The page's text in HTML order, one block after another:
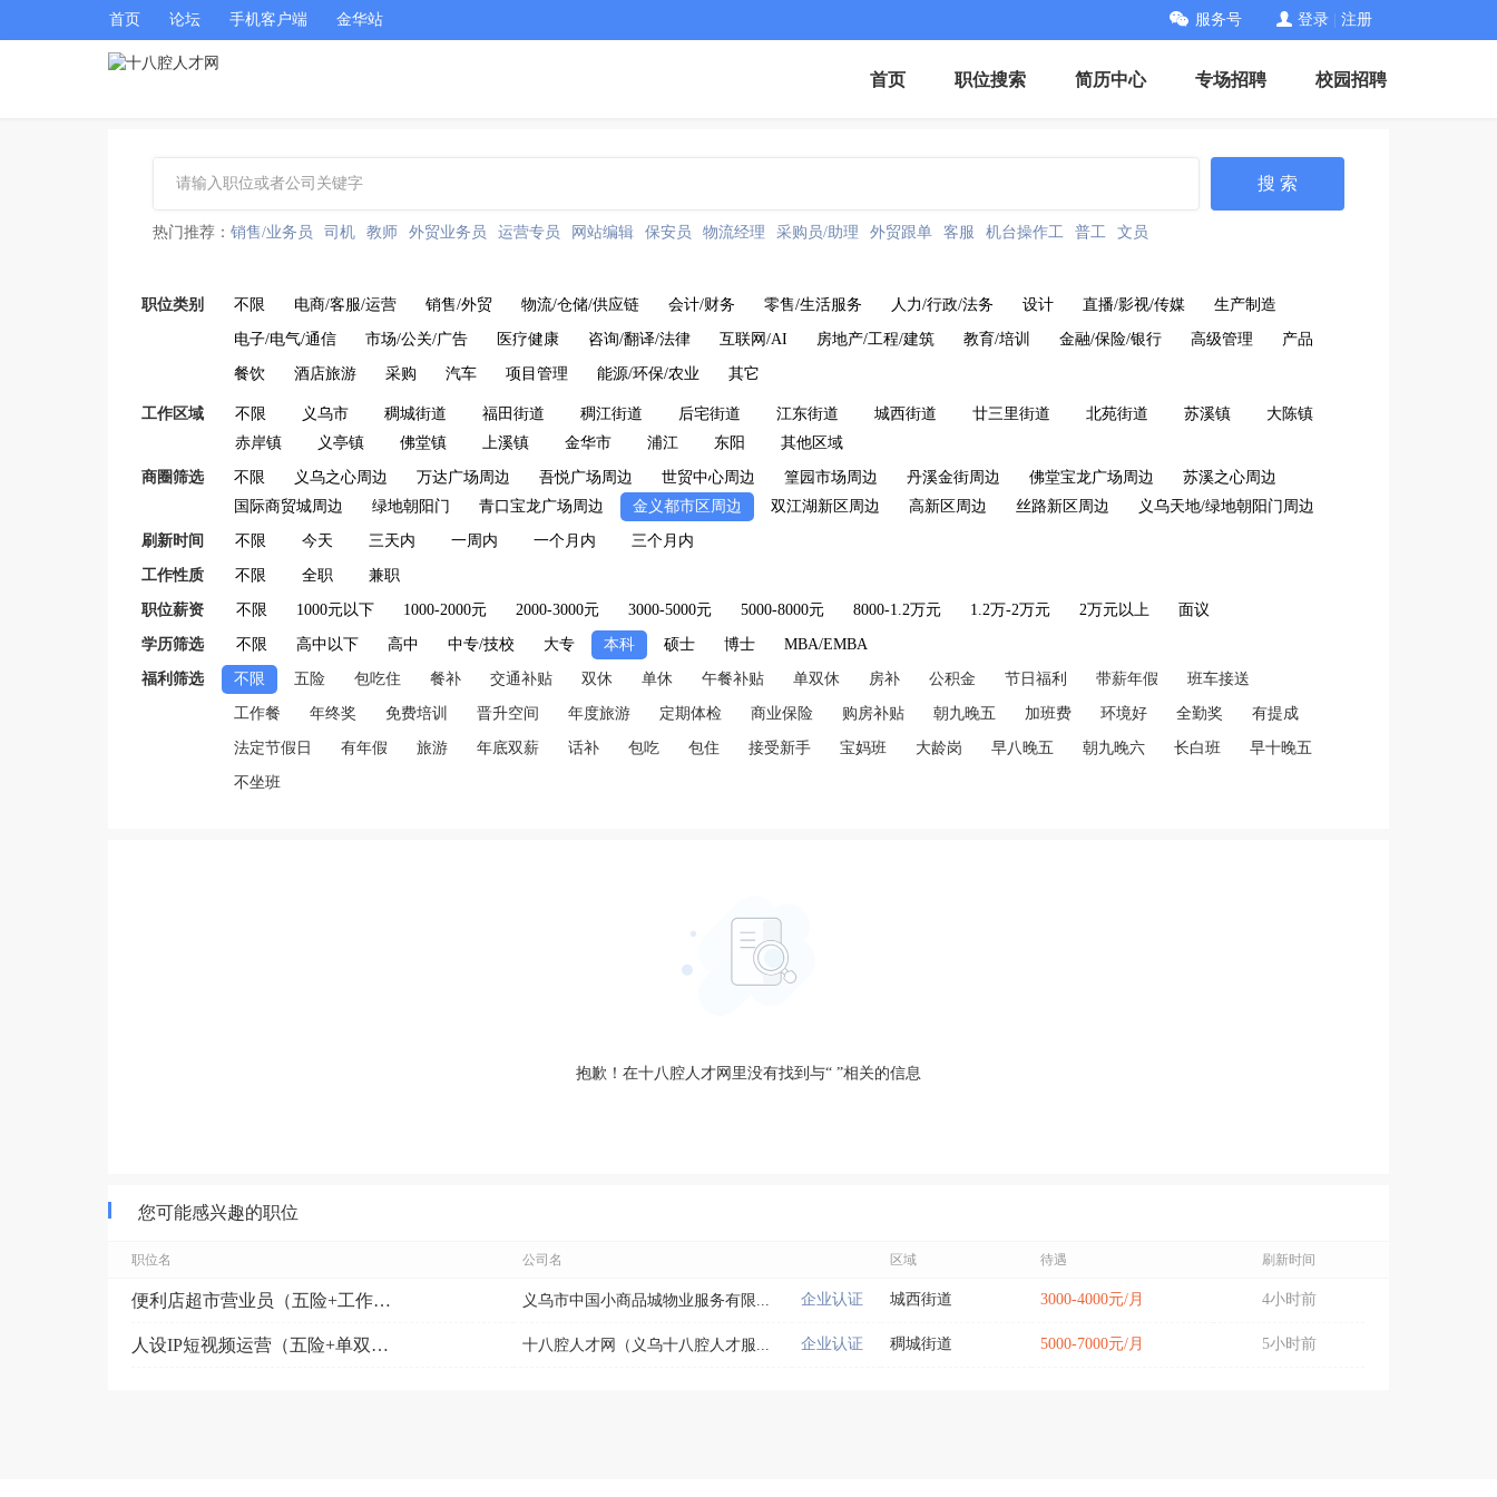
首页 论坛 手机客户端 金华站 服务号 登录 注册
首页 职位搜索 简历中心 专场招聘 校园招聘
搜 索
热门推荐： 销售/业务员 司机 教师 外贸业务员 运营专员 网站编辑 保安员 物流经理 采购员/助理 外贸跟单 客服 机台操作工 普工 文员
职位类别 不限 电商/客服/运营 销售/外贸 物流/仓储/供应链 会计/财务 零售/生活服务 人力/行政/法务 设计 直播/影视/传媒 生产制造
电子/电气/通信 市场/公关/广告 医疗健康 咨询/翻译/法律 互联网/AI 房地产/工程/建筑 教育/培训 金融/保险/银行 高级管理 产品
餐饮 酒店旅游 采购 汽车 项目管理 能源/环保/农业 其它
工作区域 不限 义乌市 稠城街道 福田街道 稠江街道 后宅街道 江东街道 城西街道 廿三里街道 北苑街道 苏溪镇
大陈镇
赤岸镇
义亭镇 佛堂镇 上溪镇 金华市 浦江 东阳 其他区域
商圈筛选 不限 义乌之心周边 万达广场周边 吾悦广场周边 世贸中心周边 篁园市场周边 丹溪金街周边 佛堂宝龙广场周边
苏溪之心周边
国际商贸城周边
绿地朝阳门 青口宝龙广场周边 金义都市区周边 双江湖新区周边 高新区周边 丝路新区周边 义乌天地/绿地朝阳门周边
刷新时间 不限 今天 三天内 一周内 一个月内 三个月内
工作性质 不限 全职 兼职
职位薪资 不限 1000元以下 1000-2000元 2000-3000元 3000-5000元 5000-8000元 8000-1.2万元 1.2万-2万元 2万元以上 面议
学历筛选 不限 高中以下 高中 中专/技校 大专 本科 硕士 博士 MBA/EMBA
福利筛选 不限 五险 包吃住 餐补 交通补贴 双休 单休 午餐补贴 单双休 房补 公积金 节日福利 带薪年假 班车接送
工作餐 年终奖 免费培训 晋升空间 年度旅游 定期体检 商业保险 购房补贴 朝九晚五 加班费 环境好 全勤奖 有提成
法定节假日 有年假 旅游 年底双薪 话补 包吃 包住 接受新手 宝妈班 大龄岗 早八晚五 朝九晚六 长白班 早十晚五
不坐班
抱歉！在十八腔人才网里没有找到与“ ”相关的信息
您可能感兴趣的职位
职位名 公司名 区域 待遇 刷新时间
便利店超市营业员（五险+工作餐）城西 义乌市中国小商品城物业服务有限... 企业认证 城西街道 3000-4000元/月 4小时前
人设IP短视频运营（五险+单双休）稠城 十八腔人才网（义乌十八腔人才服... 企业认证 稠城街道 5000-7000元/月 5小时前